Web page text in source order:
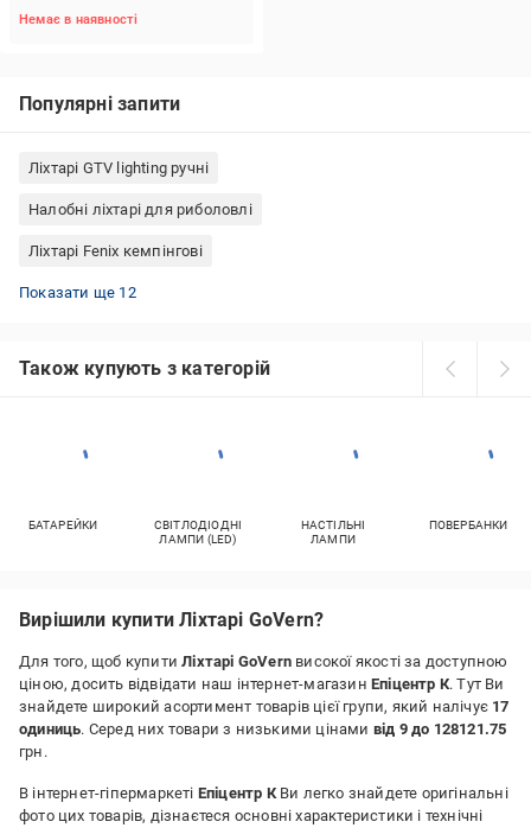
Немає в наявності
Популярні запити
Ліхтарі GTV lighting ручні
Налобні ліхтарі для риболовлі
Ліхтарі Fenix кемпінгові
Ліхтарі Police налобні
Ліхтарі Led Lenser ручні
Ліхтарі GREY'S велосипедні
Ліхтарі OnRide велосипедні
Ліхтарі Fenix налобні
Ліхтарі Treker ручні
Ліхтарі Olight ручні
Ліхтарі GP ручні
Ліхтарі YAJIA налобні
Ліхтарі Fenix тактичні
Ліхтарі Westinghouse налобні
Ліхтарі Videx ручні
Показати ще 12
Також купують з категорій
БАТАРЕЙКИ
СВІТЛОДІОДНІ
ЛАМПИ (LED)
НАСТІЛЬНІ
ЛАМПИ
ПОВЕРБАНКИ
Вирішили купити Ліхтарі GoVern?
Для того, щоб купитиЛіхтарі GoVern високої якості за доступною
ціною, досить відвідати наш інтернет-магазин Епіцентр К. Тут Ви
знайдете широкий асортимент товарів цієї групи, який налічує 17
одиниць. Серед них товари з низькими цінами від 9 до 128121.75
грн.
В інтернет-гіпермаркеті Епіцентр КВи легко знайдете оригінальні
фото цих товарів, дізнаєтеся основні характеристики і технічні